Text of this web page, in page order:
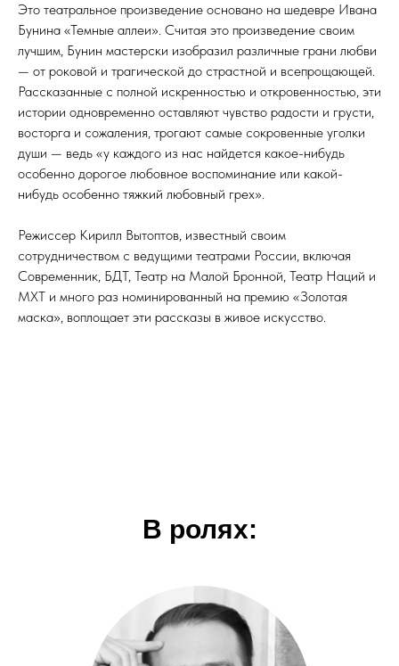
Это театральное произведение основано на шедевре Ивана
Бунина «Темные аллеи». Считая это произведение своим
лучшим, Бунин мастерски изобразил различные грани любви
— от роковой и трагической до страстной и всепрощающей.
Рассказанные с полной искренностью и откровенностью, эти
истории одновременно оставляют чувство радости и грусти,
восторга и сожаления, трогают самые сокровенные уголки
души — ведь «у каждого из нас найдется какое-нибудь
особенно дорогое любовное воспоминание или какой-
нибудь особенно тяжкий любовный грех».
Режиссер Кирилл Вытоптов, известный своим
сотрудничеством с ведущими театрами России, включая
Современник, БДТ, Театр на Малой Бронной, Театр Наций и
МХТ и много раз номинированный на премию «Золотая
маска», воплощает эти рассказы в живое искусство.
В ролях: